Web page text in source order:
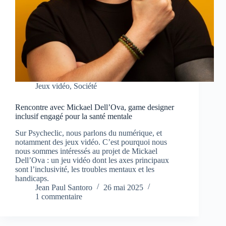
Jeux vidéo, Société
Rencontre avec Mickael Dell’Ova, game designer
inclusif engagé pour la santé mentale
Sur Psycheclic, nous parlons du numérique, et
notamment des jeux vidéo. C’est pourquoi nous
nous sommes intéressés au projet de Mickael
Dell’Ova : un jeu vidéo dont les axes principaux
sont l’inclusivité, les troubles mentaux et les
handicaps.
Jean Paul Santoro
26 mai 2025
1 commentaire